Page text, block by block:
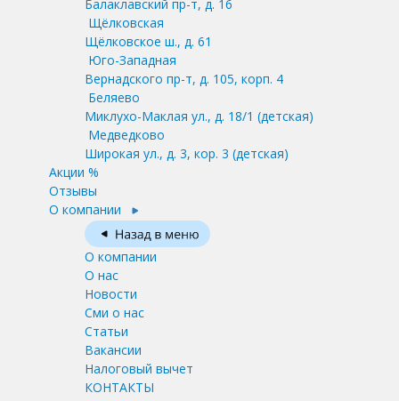
Балаклавский пр-т, д. 16
Щёлковская
Щёлковское ш., д. 61
Юго-Западная
Вернадского пр-т, д. 105, корп. 4
Беляево
Миклухо-Маклая ул., д. 18/1 (детская)
Медведково
Широкая ул., д. 3, кор. 3 (детская)
Акции %
Отзывы
О компании
О компании
О нас
Новости
Сми о нас
Статьи
Вакансии
Налоговый вычет
КОНТАКТЫ